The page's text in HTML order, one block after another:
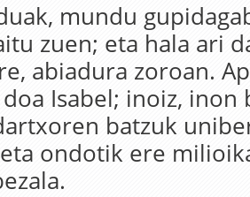
mundu
zuen; eta hala ari
abiadura zoroan.
Isabel; inoiz, inon
batzuk
ondotik ere